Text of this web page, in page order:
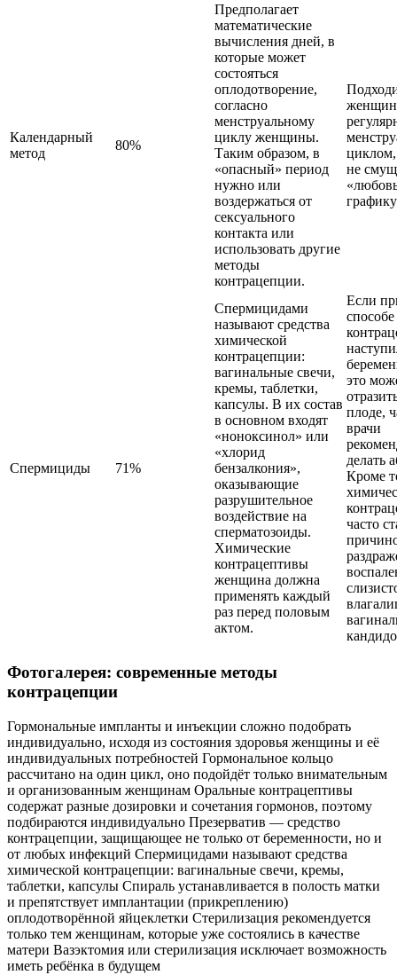
Календарный
метод
80%
Предполагает
математические
вычисления дней, в
которые может
состояться
оплодотворение,
согласно
менструальному
циклу женщины.
Таким образом, в
«опасный» период
нужно или
воздержаться от
сексуального
контакта или
использовать другие
методы
контрацепции.
не
Спермициды 71%
Спермицидами
называют средства
химической
контрацепции:
вагинальные свечи,
кремы, таблетки,
капсулы. В их состав
в основном входят
«ноноксинол» или
«хлорид
бензалкония»,
оказывающие
разрушительное
воздействие на
сперматозоиды.
Химические
контрацептивы
женщина должна
применять каждый
раз перед половым
актом.
Если
способе
это
плоде,
врачи
делать
Кроме
часто
Фотогалерея: современные методы
контрацепции
Гормональные импланты и инъекции сложно подобрать
индивидуально, исходя из состояния здоровья женщины и её
индивидуальных потребностей Гормональное кольцо
рассчитано на один цикл, оно подойдёт только внимательным
и организованным женщинам Оральные контрацептивы
содержат разные дозировки и сочетания гормонов, поэтому
подбираются индивидуально Презерватив — средство
контрацепции, защищающее не только от беременности, но и
от любых инфекций Спермицидами называют средства
химической контрацепции: вагинальные свечи, кремы,
таблетки, капсулы Спираль устанавливается в полость матки
и препятствует имплантации (прикреплению)
оплодотворённой яйцеклетки Стерилизация рекомендуется
только тем женщинам, которые уже состоялись в качестве
матери Вазэктомия или стерилизация исключает возможность
иметь ребёнка в будущем